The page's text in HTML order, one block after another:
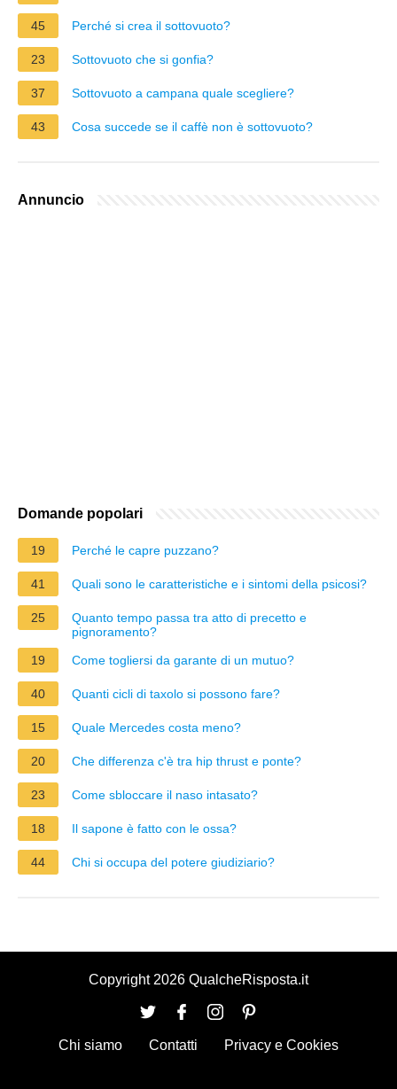
45 Perché si crea il sottovuoto?
23 Sottovuoto che si gonfia?
37 Sottovuoto a campana quale scegliere?
43 Cosa succede se il caffè non è sottovuoto?
Annuncio
Domande popolari
19 Perché le capre puzzano?
41 Quali sono le caratteristiche e i sintomi della psicosi?
25
Quanto tempo passa tra atto di precetto e
pignoramento?
19
Come togliersi da garante di un mutuo?
40 Quanti cicli di taxolo si possono fare?
15 Quale Mercedes costa meno?
20 Che differenza c'è tra hip thrust e ponte?
23 Come sbloccare il naso intasato?
18 Il sapone è fatto con le ossa?
44 Chi si occupa del potere giudiziario?
Copyright 2026 QualcheRisposta.it
Chi siamo Contatti Privacy e Cookies